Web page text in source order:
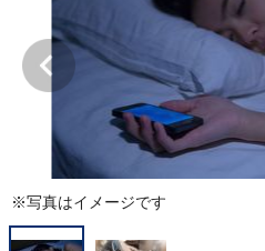
※写真はイメージです